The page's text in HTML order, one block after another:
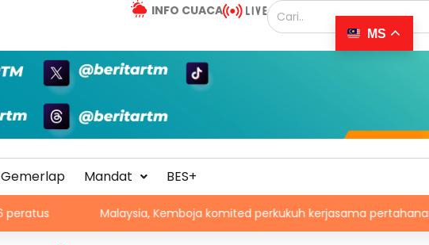
INFO CUACA
Gemerlap Mandat BES+
Malaysia, Kemboja komited perkukuh kerjasama pertahanan
MS